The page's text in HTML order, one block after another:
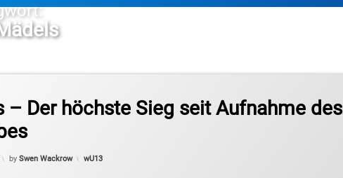
– Der höchste Sieg seit Aufnahme des
Updated on 26. Februar 2012
by Swen Wackrow Categories:
wU13